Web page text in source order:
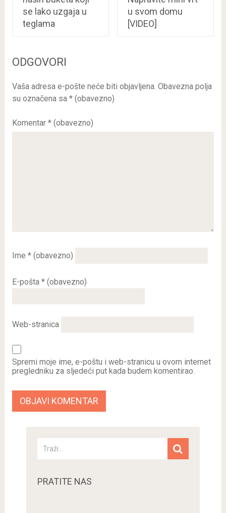
se lako uzgaja u
teglama
u svom domu
[VIDEO]
ODGOVORI
Vaša adresa e-pošte neće biti objavljena. Obavezna polja
su označena sa * (obavezno)
Komentar * (obavezno)
Ime * (obavezno)
E-pošta * (obavezno)
Web-stranica
Spremi moje ime, e-poštu i web-stranicu u ovom internet
pregledniku za sljedeći put kada budem komentirao.
PRATITE NAS